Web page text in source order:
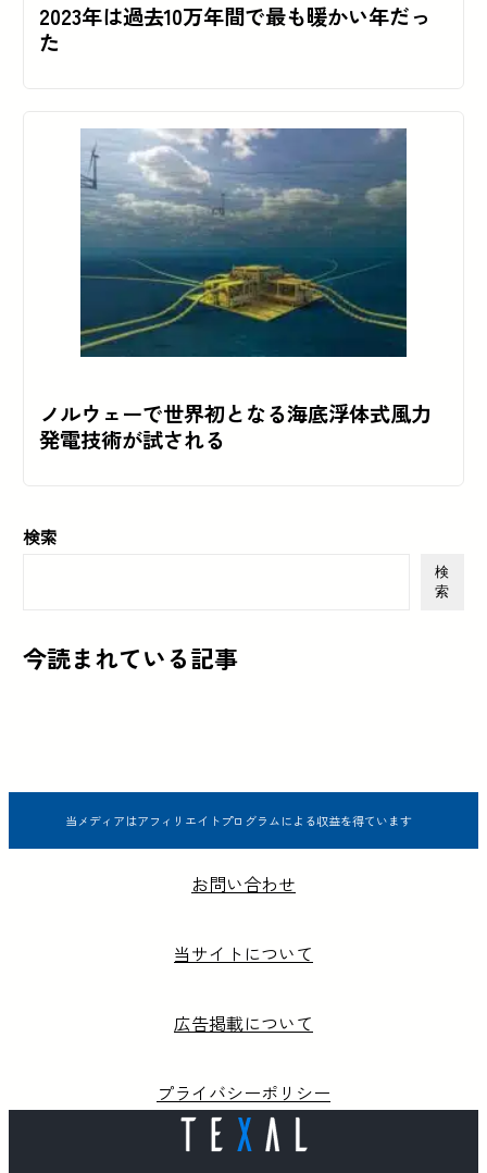
2023年は過去10万年間で最も暖かい年だっ
た
ノルウェーで世界初となる海底浮体式風力
発電技術が試される
検索
検
索
今読まれている記事
当メディアはアフィリエイトプログラムによる収益を得ています
お問い合わせ
当サイトについて
広告掲載について
プライバシーポリシー